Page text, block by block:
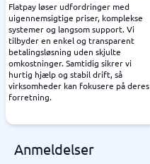
Flatpay løser udfordringer med
uigennemsigtige priser, komplekse
systemer og langsom support. Vi
tilbyder en enkel og transparent
betalingsløsning uden skjulte
omkostninger. Samtidig sikrer vi
hurtig hjælp og stabil drift, så
virksomheder kan fokusere på deres
forretning.
Anmeldelser